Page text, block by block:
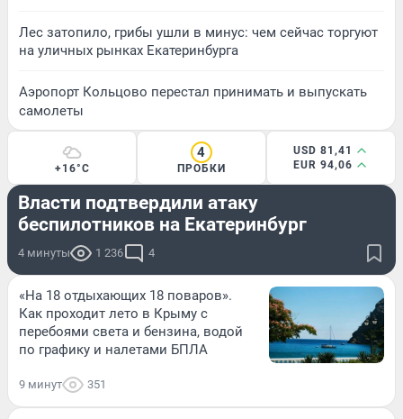
Лес затопило, грибы ушли в минус: чем сейчас торгуют
на уличных рынках Екатеринбурга
Аэропорт Кольцово перестал принимать и выпускать
самолеты
+16°C
4
ПРОБКИ
USD 81,41
EUR 94,06
ПРОИСШЕСТВИЯ
Власти подтвердили атаку
беспилотников на Екатеринбург
4 минуты 1 236 4
«На 18 отдыхающих 18 поваров».
Как проходит лето в Крыму с
перебоями света и бензина, водой
по графику и налетами БПЛА
9 минут 351